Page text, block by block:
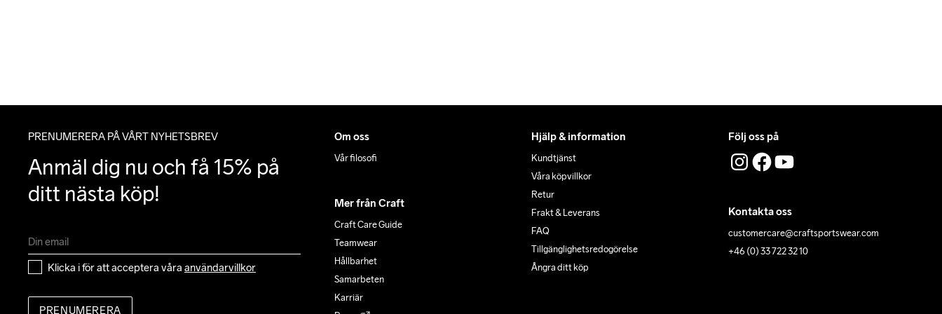
PRENUMERERA PÅ VÅRT NYHETSBREV
Anmäl dig nu och få 15% på
ditt nästa köp!
Klicka i för att acceptera våra användarvillkor
PRENUMERERA
Om oss
Vår filosofi
Mer från Craft
Craft Care Guide
Teamwear
Hållbarhet
Samarbeten
Karriär
Hjälp & information
Kundtjänst
Våra köpvillkor
Retur
Frakt & Leverans
FAQ
Tillgänglighets­redogörelse
Ångra ditt köp
Följ oss på
Kontakta oss
customercare@craftsportswear.com
+46 (0) 33 722 32 10